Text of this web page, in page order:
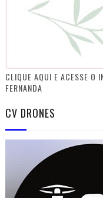
CLIQUE AQUI E ACESSE O
FERNANDA
CV DRONES